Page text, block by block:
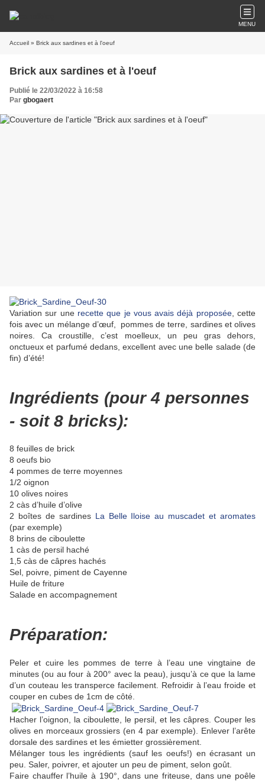
MENU
Accueil » Brick aux sardines et à l'oeuf
Brick aux sardines et à l'oeuf
Publié le 22/03/2022 à 16:58
Par gbogaert
Variation sur une recette que je vous avais déjà proposée, cette
fois avec un mélange d’œuf, pommes de terre, sardines et olives
noires. Ca croustille, c’est moelleux, un peu gras dehors,
onctueux et parfumé dedans, excellent avec une belle salade (de
fin) d’été!
Ingrédients (pour 4 personnes
- soit 8 bricks):
8 feuilles de brick
8 oeufs bio
4 pommes de terre moyennes
1/2 oignon
10 olives noires
2 càs d’huile d’olive
2 boîtes de sardines La Belle Iloise au muscadet et aromates
(par exemple)
8 brins de ciboulette
1 càs de persil haché
1,5 càs de câpres hachés
Sel, poivre, piment de Cayenne
Huile de friture
Salade en accompagnement
Préparation:
Peler et cuire les pommes de terre à l’eau une vingtaine de
minutes (ou au four à 200° avec la peau), jusqu’à ce que la lame
d’un couteau les transperce facilement. Refroidir à l’eau froide et
couper en cubes de 1cm de côté.
Hacher l’oignon, la ciboulette, le persil, et les câpres. Couper les
olives en morceaux grossiers (en 4 par exemple). Enlever l’arête
dorsale des sardines et les émietter grossièrement.
Mélanger tous les ingrédients (sauf les oeufs!) en écrasant un
peu. Saler, poivrer, et ajouter un peu de piment, selon goût.
Faire chauffer l’huile à 190°, dans une friteuse, dans une poêle